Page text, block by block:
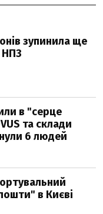
зупинила ще
НПЗ
в "серце
та склади
6 людей
в Києві